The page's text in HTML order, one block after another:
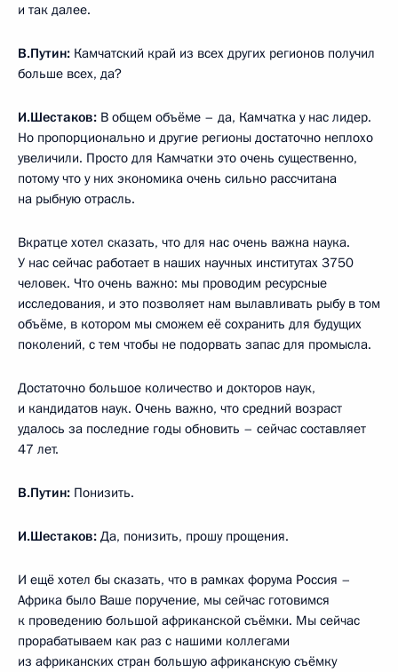
и так далее.
В.Путин: Камчатский край из всех других регионов получил
больше всех, да?
И.Шестаков: В общем объёме – да, Камчатка у нас лидер.
Но пропорционально и другие регионы достаточно неплохо
увеличили. Просто для Камчатки это очень существенно,
потому что у них экономика очень сильно рассчитана
на рыбную отрасль.
Вкратце хотел сказать, что для нас очень важна наука.
У нас сейчас работает в наших научных институтах 3750
человек. Что очень важно: мы проводим ресурсные
исследования, и это позволяет нам вылавливать рыбу в том
объёме, в котором мы сможем её сохранить для будущих
поколений, с тем чтобы не подорвать запас для промысла.
Достаточно большое количество и докторов наук,
и кандидатов наук. Очень важно, что средний возраст
удалось за последние годы обновить – сейчас составляет
47 лет.
В.Путин: Понизить.
И.Шестаков: Да, понизить, прошу прощения.
И ещё хотел бы сказать, что в рамках форума Россия –
Африка было Ваше поручение, мы сейчас готовимся
к проведению большой африканской съёмки. Мы сейчас
прорабатываем как раз с нашими коллегами
из африканских стран большую африканскую съёмку